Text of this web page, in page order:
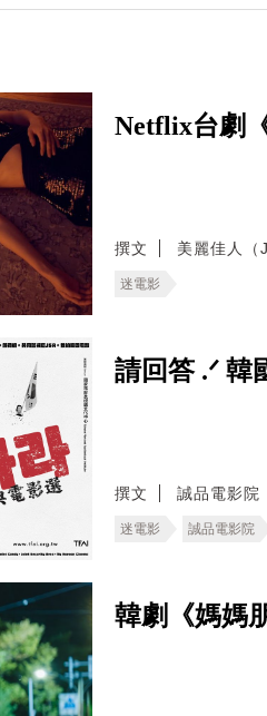
Netflix台劇
撰文 美麗佳人（
迷電影
請回答 .ᐟ 韓
撰文 誠品電影院
迷電影 誠品電影院
韓劇《媽媽